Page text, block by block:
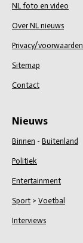
NL foto en video
Over NL nieuws
Privacy/voorwaarden
Sitemap
Contact
Nieuws
Binnen - Buitenland
Politiek
Entertainment
Sport > Voetbal
Interviews